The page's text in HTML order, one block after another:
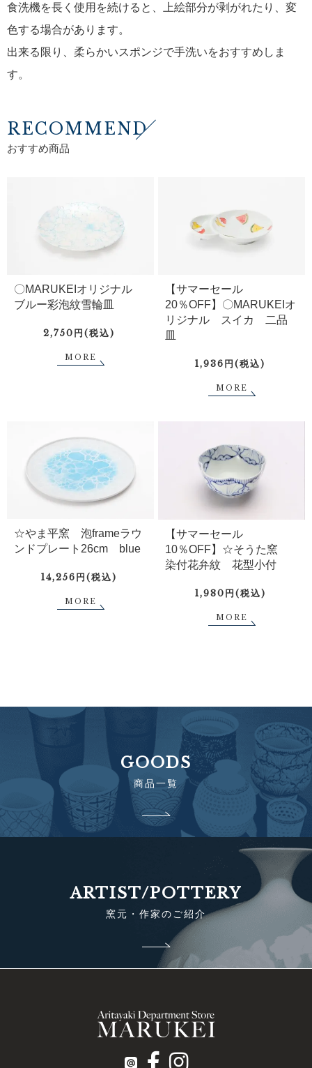
食洗機を長く使用を続けると、上絵部分が剥がれたり、変
色する場合があります。
出来る限り、柔らかいスポンジで手洗いをおすすめしま
す。
RECOMMEND
おすすめ商品
〇MARUKEIオリジナル
ブルー彩泡紋雪輪皿
2,750円(税込)
MORE
【サマーセール
20％OFF】〇MARUKEIオ
リジナル スイカ 二品
皿
1,936円(税込)
MORE
☆やま平窯 泡frameラウ
ンドプレート26cm blue
14,256円(税込)
MORE
【サマーセール
10％OFF】☆そうた窯
染付花弁紋 花型小付
1,980円(税込)
MORE
GOODS
商品一覧
ARTIST/POTTERY
窯元・作家のご紹介